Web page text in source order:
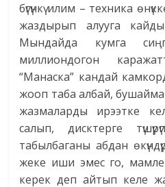
бүгүнкү илим – техника
жаздырып алууга
Мындайда кумга
миллиондогон
“Манаска” кандай
жооп таба албай,
жазмаларды ирээтке
салып, дисктерге
табылбаганы абдан
жеке иши эмес го,
керек деп айтып келе